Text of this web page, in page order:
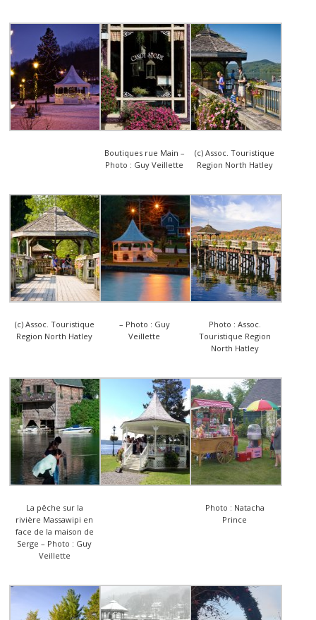
Boutiques rue Main –
Photo : Guy Veillette
(c) Assoc. Touristique
Region North Hatley
(c) Assoc. Touristique
Region North Hatley
– Photo : Guy
Veillette
Photo : Assoc.
Touristique Region
North Hatley
La pêche sur la
rivière Massawipi en
face de la maison de
Serge – Photo : Guy
Veillette
Photo : Natacha
Prince